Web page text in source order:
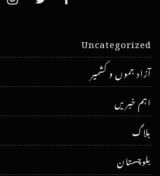
Uncategorized
آزاد جموں و کشمیر
اہم خبریں
بلاگ
بلوچستان